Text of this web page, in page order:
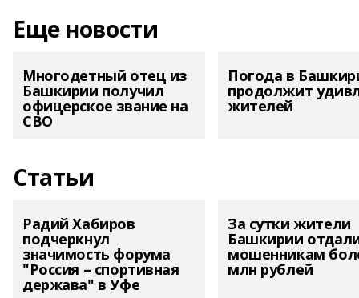
Еще новости
Многодетный отец из
Башкирии получил
офицерское звание на
СВО
Погода в
продолжит
жителей
Статьи
Радий Хабиров
подчеркнул
значимость форума
"Россия – спортивная
держава" в Уфе
За сутки жители
Башкирии
мошенникам
млн рублей